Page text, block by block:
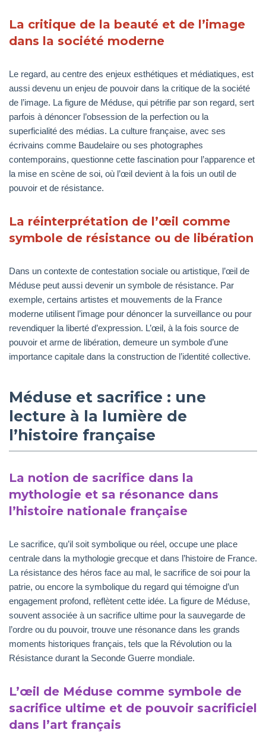
La critique de la beauté et de l’image
dans la société moderne
Le regard, au centre des enjeux esthétiques et médiatiques, est
aussi devenu un enjeu de pouvoir dans la critique de la société
de l’image. La figure de Méduse, qui pétrifie par son regard, sert
parfois à dénoncer l’obsession de la perfection ou la
superficialité des médias. La culture française, avec ses
écrivains comme Baudelaire ou ses photographes
contemporains, questionne cette fascination pour l’apparence et
la mise en scène de soi, où l’œil devient à la fois un outil de
pouvoir et de résistance.
La réinterprétation de l’œil comme
symbole de résistance ou de libération
Dans un contexte de contestation sociale ou artistique, l’œil de
Méduse peut aussi devenir un symbole de résistance. Par
exemple, certains artistes et mouvements de la France
moderne utilisent l’image pour dénoncer la surveillance ou pour
revendiquer la liberté d’expression. L’œil, à la fois source de
pouvoir et arme de libération, demeure un symbole d’une
importance capitale dans la construction de l’identité collective.
Méduse et sacrifice : une
lecture à la lumière de
l’histoire française
La notion de sacrifice dans la
mythologie et sa résonance dans
l’histoire nationale française
Le sacrifice, qu’il soit symbolique ou réel, occupe une place
centrale dans la mythologie grecque et dans l’histoire de France.
La résistance des héros face au mal, le sacrifice de soi pour la
patrie, ou encore la symbolique du regard qui témoigne d’un
engagement profond, reflètent cette idée. La figure de Méduse,
souvent associée à un sacrifice ultime pour la sauvegarde de
l’ordre ou du pouvoir, trouve une résonance dans les grands
moments historiques français, tels que la Révolution ou la
Résistance durant la Seconde Guerre mondiale.
L’œil de Méduse comme symbole de
sacrifice ultime et de pouvoir sacrificiel
dans l’art français